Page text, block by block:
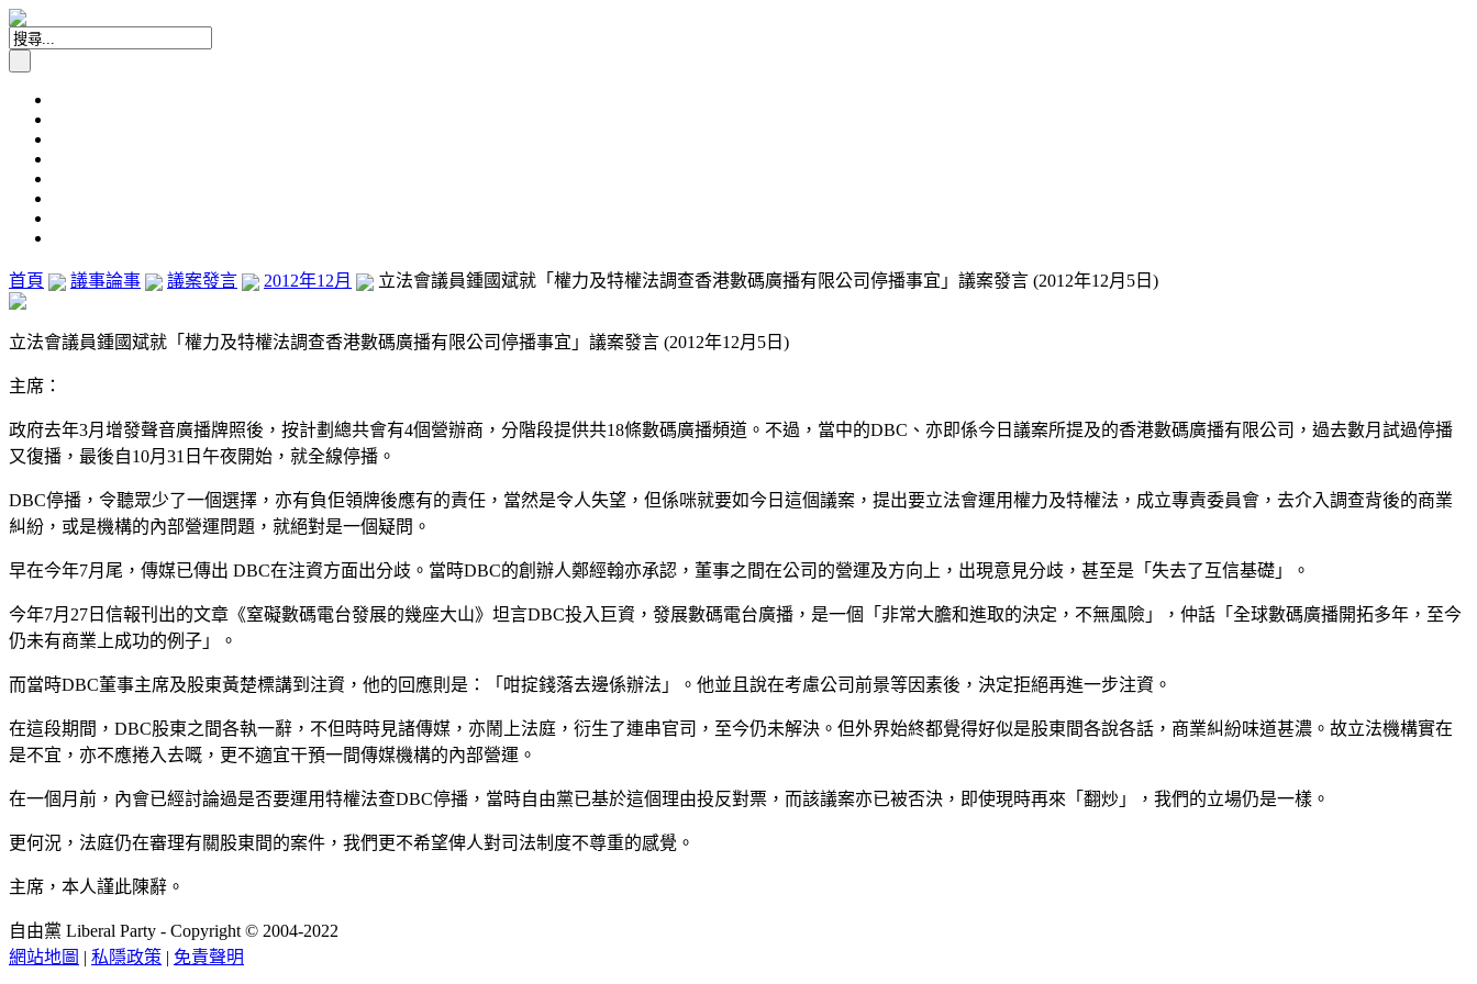
首頁 議事論事 議案發言 2012年12月 立法會議員鍾國斌就「權力及特權法調查香港數碼廣播有限公司停播事宜」議案發言 (2012年12月5日)
立法會議員鍾國斌就「權力及特權法調查香港數碼廣播有限公司停播事宜」議案發言 (2012年12月5日)
主席：
政府去年3月增發聲音廣播牌照後，按計劃總共會有4個營辦商，分階段提供共18條數碼廣播頻道。不過，當中的DBC、亦即係今日議案所提及的香港數碼廣播有限公司，過去數月試過停播
又復播，最後自10月31日午夜開始，就全線停播。
DBC停播，令聽眾少了一個選擇，亦有負佢領牌後應有的責任，當然是令人失望，但係咪就要如今日這個議案，提出要立法會運用權力及特權法，成立專責委員會，去介入調查背後的商業
糾紛，或是機構的內部營運問題，就絕對是一個疑問。
早在今年7月尾，傳媒已傳出 DBC在注資方面出分歧。當時DBC的創辦人鄭經翰亦承認，董事之間在公司的營運及方向上，出現意見分歧，甚至是「失去了互信基礎」。
今年7月27日信報刊出的文章《窒礙數碼電台發展的幾座大山》坦言DBC投入巨資，發展數碼電台廣播，是一個「非常大膽和進取的決定，不無風險」，仲話「全球數碼廣播開拓多年，至今
仍未有商業上成功的例子」。
而當時DBC董事主席及股東黃楚標講到注資，他的回應則是：「咁掟錢落去邊係辦法」。他並且說在考慮公司前景等因素後，決定拒絕再進一步注資。
在這段期間，DBC股東之間各執一辭，不但時時見諸傳媒，亦鬧上法庭，衍生了連串官司，至今仍未解決。但外界始終都覺得好似是股東間各說各話，商業糾紛味道甚濃。故立法機構實在
是不宜，亦不應捲入去嘅，更不適宜干預一間傳媒機構的內部營運。
在一個月前，內會已經討論過是否要運用特權法查DBC停播，當時自由黨已基於這個理由投反對票，而該議案亦已被否決，即使現時再來「翻炒」，我們的立場仍是一樣。
更何況，法庭仍在審理有關股東間的案件，我們更不希望俾人對司法制度不尊重的感覺。
主席，本人謹此陳辭。
自由黨 Liberal Party - Copyright © 2004-2022
網站地圖 | 私隱政策 | 免責聲明